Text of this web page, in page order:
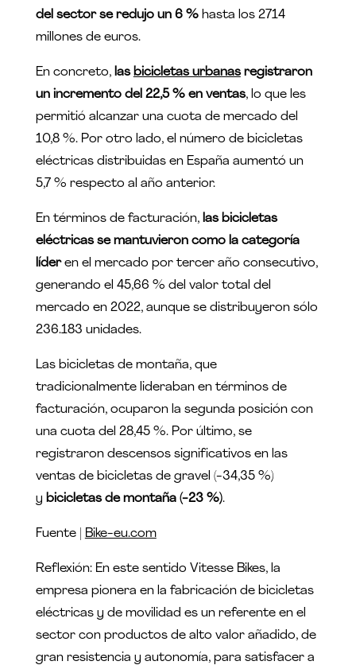
del sector se redujo un 6 %hasta los 2714
millones de euros.
En concreto, las bicicletas urbanasregistraron
un incremento del 22,5 % en ventas, lo que les
permitió alcanzar una cuota de mercado del
10,8 %. Por otro lado, el número de bicicletas
eléctricas distribuidas en España aumentó un
5,7 % respecto al año anterior.
En términos de facturación, las bicicletas
eléctricas se mantuvieron como la categoría
líderen el mercado por tercer año consecutivo,
generando el 45,66 % del valor total del
mercado en 2022, aunque se distribuyeron sólo
236.183 unidades.
Las bicicletas de montaña, que
tradicionalmente lideraban en términos de
facturación, ocuparon la segunda posición con
una cuota del 28,45 %. Por último, se
registraron descensos significativos en las
ventas de bicicletas de gravel (-34,35 %)
y bicicletas de montaña (-23 %).
Fuente | Bike-eu.com
Reflexión: En este sentido Vitesse Bikes, la
empresa pionera en la fabricación de bicicletas
eléctricas y de movilidad es un referente en el
sector con productos de alto valor añadido, de
gran resistencia y autonomía, para satisfacer a